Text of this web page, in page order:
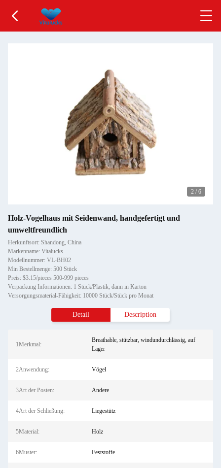
2 / 6
Holz-Vogelhaus mit Seidenwand, handgefertigt und
umweltfreundlich
Herkunftsort: Shandong, China
Markenname: Vitalucks
Modellnummer: VL-BH02
Min Bestellmenge: 500 Stück
Preis: $3.15/pieces 500-999 pieces
Verpackung Informationen: 1 Stück/Plastik, dann in Karton
Versorgungsmaterial-Fähigkeit: 10000 Stück/Stück pro Monat
Detail Description
1Merkmal:
Breathable, stützbar, windundurchlässig, auf
Lager
2Anwendung: Vögel
3Art der Posten: Andere
4Art der Schließung: Liegestütz
5Material: Holz
6Muster: Feststoffe